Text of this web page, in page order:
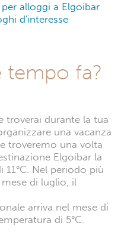
alloggi a Elgoibar
d'interesse
tempo fa?
troverai durante la tua
una vacanza
troveremo una volta
Elgoibar la
Nel periodo più
di luglio, il
arriva nel mese di
di 5°C.